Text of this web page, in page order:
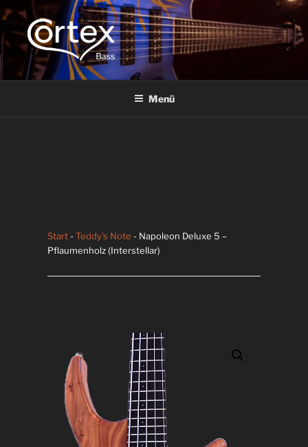
CORTEX BASS
Express your creative flow
Menü
Start- Teddy's Note - Napoleon Deluxe 5 –
Pflaumenholz (Interstellar)